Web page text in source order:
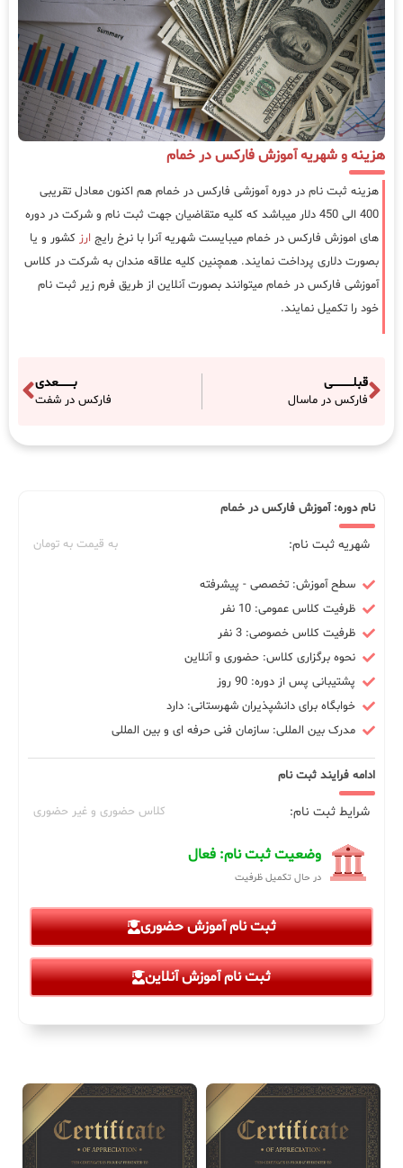
هزینه و شهریه آموزش فارکس در خمام
هزینه ثبت نام در دوره آموزشی فارکس در خمام هم اکنون معادل تقریبی
400 الی 450 دلار میباشد که کلیه متقاضیان جهت ثبت نام و شرکت در دوره
های اموزش فارکس در خمام میبایست شهریه آنرا با نرخ رایج ارز کشور و یا
بصورت دلاری پرداخت نمایند. همچنین کلیه علاقه مندان به شرکت در کلاس
آموزشی فارکس در خمام میتوانند بصورت آنلاین از طریق فرم زیر ثبت نام
خود را تکمیل نمایند.
قبلـــــــــــی
فارکس در ماسال
بــــــــعدی
فارکس در شفت
نام دوره: آموزش فارکس در خمام
شهریه ثبت نام: به قیمت به تومان
سطح آموزش: تخصصی - پیشرفته
ظرفیت کلاس عمومی: 10 نفر
ظرفیت کلاس خصوصی: 3 نفر
نحوه برگزاری کلاس: حضوری و آنلاین
پشتیبانی پس از دوره: 90 روز
خوابگاه برای دانشپذیران شهرستانی: دارد
مدرک بین المللی: سازمان فنی حرفه ای و بین المللی
ادامه فرایند ثبت نام
شرایط ثبت نام: کلاس حضوری و غیر حضوری
وضعیت ثبت نام: فعال
در حال تکمیل ظرفیت
ثبت نام آموزش حضوری
ثبت نام آموزش آنلاین